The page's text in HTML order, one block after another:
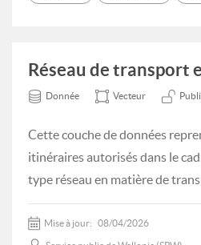
Réseau de transport
Donnée Vecteur
Cette couche de données
itinéraires autorisés dans le
type réseau en matière de
Mise à jour: 08/04/2026